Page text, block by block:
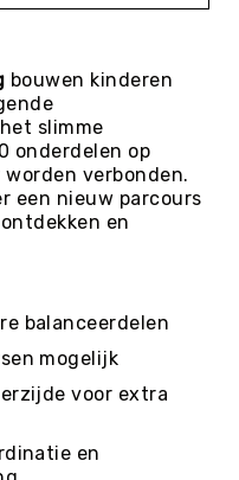
bouwen kinderen
slimme
onderdelen op
verbonden.
een nieuw parcours
en
balanceerdelen
mogelijk
voor extra
en